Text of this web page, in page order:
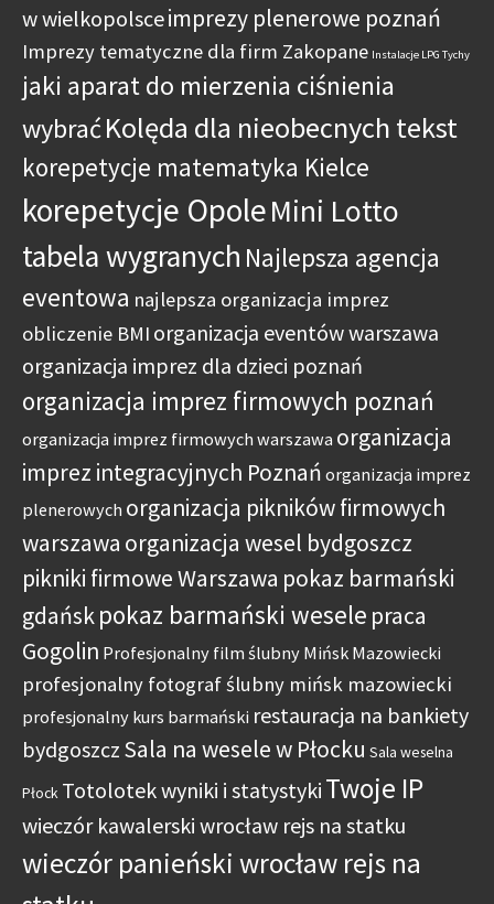
w wielkopolsceimprezy plenerowe poznań
Imprezy tematyczne dla firm Zakopane Instalacje LPG Tychy
jaki aparat do mierzenia ciśnienia
wybraćKolęda dla nieobecnych tekst
korepetycje matematyka Kielce
korepetycje OpoleMini Lotto
tabela wygranych Najlepsza agencja
eventowa najlepsza organizacja imprez
obliczenie BMI organizacja eventów warszawa
organizacja imprez dla dzieci poznań
organizacja imprez firmowych poznań
organizacja imprez firmowych warszawa organizacja
imprez integracyjnych Poznań organizacja imprez
plenerowych organizacja pikników firmowych
warszawa organizacja wesel bydgoszcz
pikniki firmowe Warszawa pokaz barmański
gdańskpokaz barmański wesele praca
Gogolin Profesjonalny film ślubny Mińsk Mazowiecki
profesjonalny fotograf ślubny mińsk mazowiecki
profesjonalny kurs barmański restauracja na bankiety
bydgoszcz Sala na wesele w Płocku Sala weselna
Płock Totolotek wyniki i statystyki Twoje IP
wieczór kawalerski wrocław rejs na statku
wieczór panieński wrocław rejs na